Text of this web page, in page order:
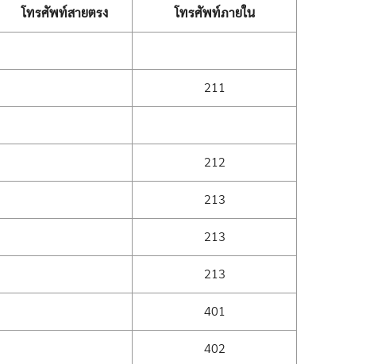
โทรศัพท์สายตรง โทรศัพท์ภายใน
211
212
213
213
213
401
402